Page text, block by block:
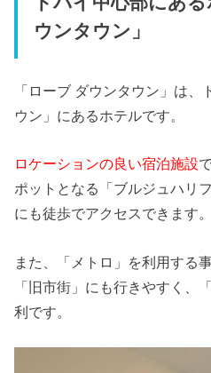
ウンタウン」
「ローブ ダウンタウン」は
ウン」にあるホテルです。
ロケーションの良い宿泊施設
ポットとなる「ブルジュハリ
にも徒歩でアクセスできます。
また、「メトロ」を利用する
「旧市街」にも行きやすく、
利です。